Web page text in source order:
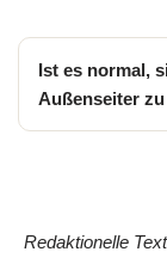
Ist es normal,
Außenseiter
Redaktionelle